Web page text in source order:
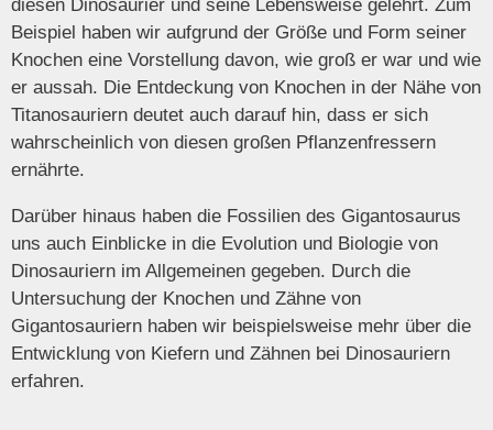
diesen Dinosaurier und seine Lebensweise gelehrt. Zum
Beispiel haben wir aufgrund der Größe und Form seiner
Knochen eine Vorstellung davon, wie groß er war und wie
er aussah. Die Entdeckung von Knochen in der Nähe von
Titanosauriern deutet auch darauf hin, dass er sich
wahrscheinlich von diesen großen Pflanzenfressern
ernährte.
Darüber hinaus haben die Fossilien des Gigantosaurus
uns auch Einblicke in die Evolution und Biologie von
Dinosauriern im Allgemeinen gegeben. Durch die
Untersuchung der Knochen und Zähne von
Gigantosauriern haben wir beispielsweise mehr über die
Entwicklung von Kiefern und Zähnen bei Dinosauriern
erfahren.